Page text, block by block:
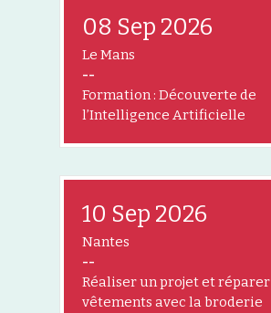
08 Sep 2026
Le Mans
--
Formation : Découverte de
l’Intelligence Artificielle
10 Sep 2026
Nantes
--
Réaliser un projet et réparer
vêtements avec la broderie